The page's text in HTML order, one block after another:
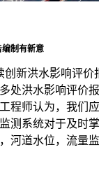
制有新意
创新洪水影响评价
处洪水影响评价
程师认为，我们
测系统对于及时
河道水位，流量